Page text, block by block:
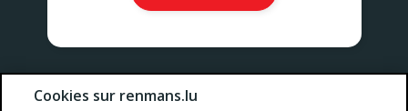
Nos prix comprennent toutes les taxes, la TVA, les droits et les
Cookies sur renmans.lu